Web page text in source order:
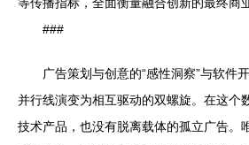
###
广告策划与创意的“感性洞察”与软件
并行线演变为相互驱动的双螺旋。在这个
技术产品，也没有脱离载体的孤立广告。